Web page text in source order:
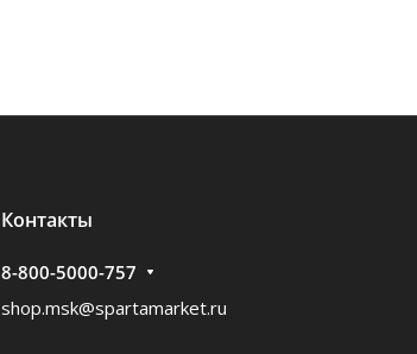
Контакты
8-800-5000-757
shop.msk@spartamarket.ru